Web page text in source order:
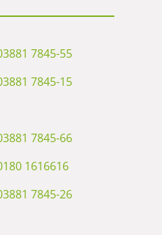
7845-55
7845-15
7845-66
1616616
7845-26